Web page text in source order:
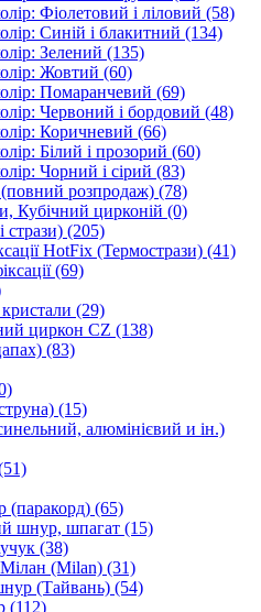
Фіолетовий і ліловий (58)
Синій і блакитний (134)
Зелений (135)
Жовтий (60)
Помаранчевий (69)
Червоний і бордовий (48)
Коричневий (66)
Білий і прозорий (60)
Чорний і сірий (83)
розпродаж) (78)
Кубічний цирконій (0)
стрази) (205)
HotFix (Термострази) (41)
(69)
(29)
циркон CZ (138)
(83)
(15)
алюмінієвий и ін.)
(65)
шнур, шпагат (15)
(38)
(Milan) (31)
(Тайвань) (54)
(112)